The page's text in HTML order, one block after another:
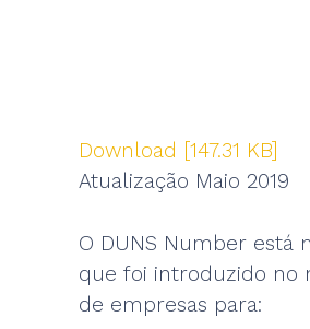
Download [147.31 KB]
Atualização Maio 2019
O DUNS Number está
que foi introduzido no
de empresas para: